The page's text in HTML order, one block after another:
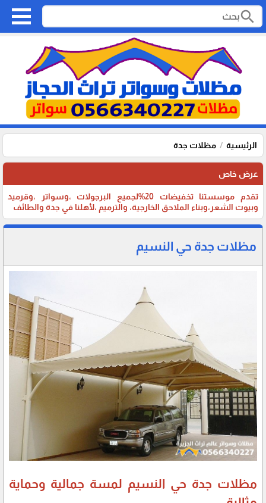
search
الرئيسية مظلات جدة
عرض خاص
تقدم موسستنا تخفيضات 20%لجميع البرجولات ،وسواتر ،وقرميد
وبيوت الشعر،وبناء الملاحق الخارجية، والترميم ،لأهلنا في جدة والطائف
مظلات جدة حي النسيم
مظلات جدة حي النسيم لمسة جمالية وحماية